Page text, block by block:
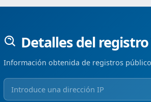
Detalles del registro
Información obtenida de registros